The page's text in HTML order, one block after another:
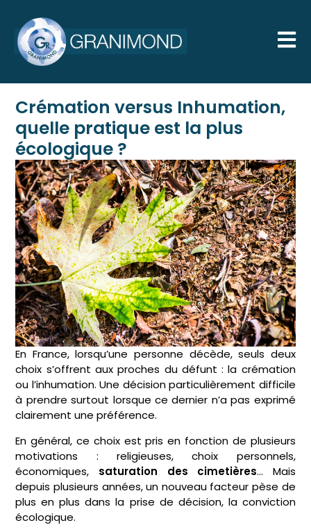
Crémation versus Inhumation,
quelle pratique est la plus
écologique ?
En France, lorsqu’une personne décède, seuls deux
choix s’offrent aux proches du défunt : la crémation
ou l’inhumation. Une décision particulièrement difficile
à prendre surtout lorsque ce dernier n’a pas exprimé
clairement une préférence.
En général, ce choix est pris en fonction de plusieurs
motivations : religieuses, choix personnels,
économiques, saturation des cimetières… Mais
depuis plusieurs années, un nouveau facteur pèse de
plus en plus dans la prise de décision, la conviction
écologique.